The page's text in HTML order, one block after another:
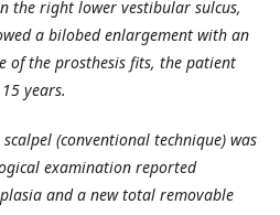
the right lower vestibular sulcus,
a bilobed enlargement with an
of the prosthesis fits, the patient
years.
(conventional technique) was
examination reported
and a new total removable